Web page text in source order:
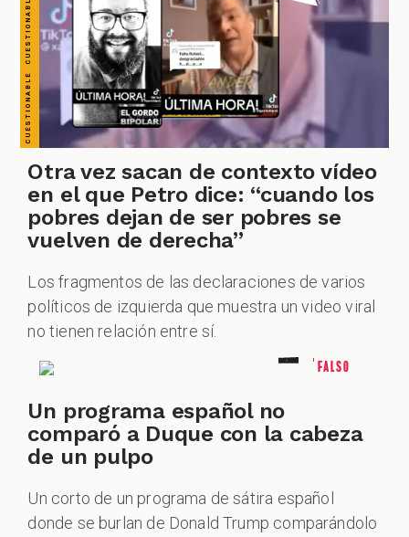
PODCAST
ZOOM
Otra vez sacan de contexto vídeo
en el que Petro dice: “cuando los
pobres dejan de ser pobres se
vuelven de derecha”
Los fragmentos de las declaraciones de varios
políticos de izquierda que muestra un video viral
no tienen relación entre sí.
FALSO FALSO FALSO FALSO FALSO FALSO FALSO Falso
Un programa español no
comparó a Duque con la cabeza
de un pulpo
Un corto de un programa de sátira español
donde se burlan de Donald Trump comparándolo